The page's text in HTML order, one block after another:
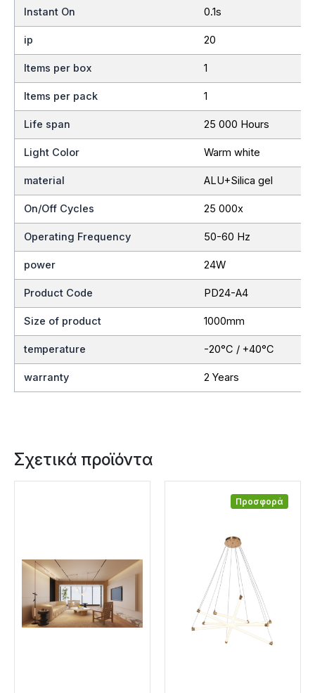
Instant On 0.1s
ip 20
Items per box 1
Items per pack 1
Life span 25 000 Hours
Light Color Warm white
material ALU+Silica gel
On/Off Cycles 25 000x
Operating Frequency 50-60 Hz
power 24W
Product Code PD24-A4
Size of product 1000mm
temperature -20°C / +40°C
warranty 2 Years
Σχετικά προϊόντα
Προσφορά